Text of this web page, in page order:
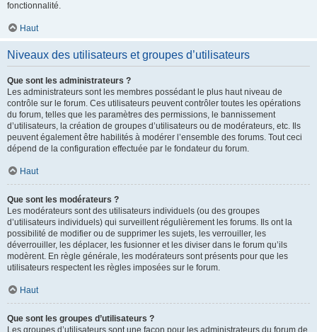
fonctionnalité.
Haut
Niveaux des utilisateurs et groupes d’utilisateurs
Que sont les administrateurs ?
Les administrateurs sont les membres possédant le plus haut niveau de
contrôle sur le forum. Ces utilisateurs peuvent contrôler toutes les opérations
du forum, telles que les paramètres des permissions, le bannissement
d’utilisateurs, la création de groupes d’utilisateurs ou de modérateurs, etc. Ils
peuvent également être habilités à modérer l’ensemble des forums. Tout ceci
dépend de la configuration effectuée par le fondateur du forum.
Haut
Que sont les modérateurs ?
Les modérateurs sont des utilisateurs individuels (ou des groupes
d’utilisateurs individuels) qui surveillent régulièrement les forums. Ils ont la
possibilité de modifier ou de supprimer les sujets, les verrouiller, les
déverrouiller, les déplacer, les fusionner et les diviser dans le forum qu’ils
modèrent. En règle générale, les modérateurs sont présents pour que les
utilisateurs respectent les règles imposées sur le forum.
Haut
Que sont les groupes d’utilisateurs ?
Les groupes d’utilisateurs sont une façon pour les administrateurs du forum de